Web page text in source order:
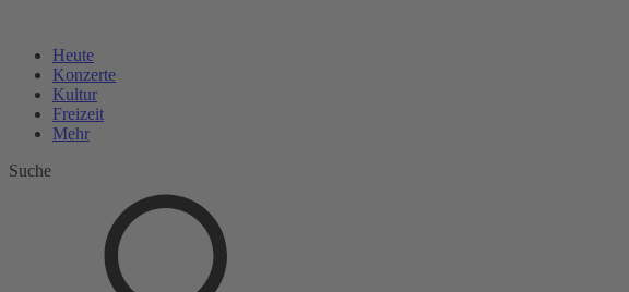
Heute
Konzerte
Kultur
Freizeit
Mehr
Suche